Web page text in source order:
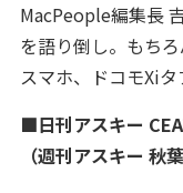
MacPeople編集長
を語り倒し。もち
スマホ、ドコモXiタ
■日刊アスキー
（週刊アスキー 秋